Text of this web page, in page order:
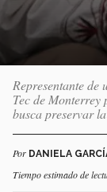
Representante
Tec de
busca preservar
Por DANIELA
Tiempo estimado de